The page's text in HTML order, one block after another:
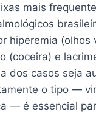
mais
hiperemia (olhos
(coceira) e
dos casos seja
o tipo —
— é essencial